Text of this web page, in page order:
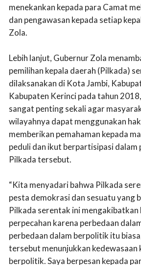
menekankan kepada para Camat
dan pengawasan kepada setiap
Zola.
Lebih lanjut, Gubernur Zola
pemilihan kepala daerah (Pilkada)
dilaksanakan di Kota Jambi,
Kabupaten Kerinci pada tahun
sangat penting sekali agar
wilayahnya dapat menggunakan
memberikan pemahaman kepada
peduli dan ikut berpartisipasi dalam
Pilkada tersebut.
“Kita menyadari bahwa Pilkada
pesta demokrasi dan sesuatu yang
Pilkada serentak ini mengakibatkan
perpecahan karena perbedaan
perbedaan dalam berpolitik itu
tersebut menunjukkan kedewasaan
berpolitik. Saya berpesan kepada